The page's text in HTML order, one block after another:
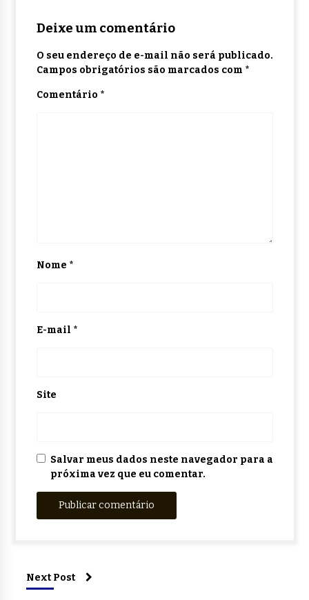
Deixe um comentário
O seu endereço de e-mail não será publicado.
Campos obrigatórios são marcados com *
Comentário *
Nome *
E-mail *
Site
Salvar meus dados neste navegador para a
próxima vez que eu comentar.
Next Post